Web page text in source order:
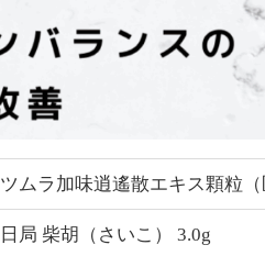
ツムラ加味逍遙散エキス顆粒（
日局 柴胡（さいこ） 3.0g